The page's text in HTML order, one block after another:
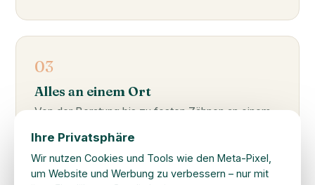
03
Alles an einem Ort
Von der Beratung bis zu festen Zähnen an einem
Ihre Privatsphäre
Wir nutzen Cookies und Tools wie den Meta-Pixel,
um Website und Werbung zu verbessern – nur mit